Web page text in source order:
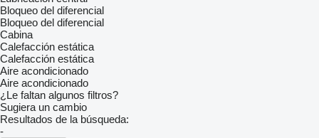
Bloqueo del diferencial
Bloqueo del diferencial
Cabina
Calefacción estática
Calefacción estática
Aire acondicionado
Aire acondicionado
¿Le faltan algunos filtros?
Sugiera un cambio
Resultados de la búsqueda:
-